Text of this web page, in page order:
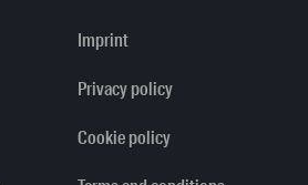
Imprint
Privacy policy
Cookie policy